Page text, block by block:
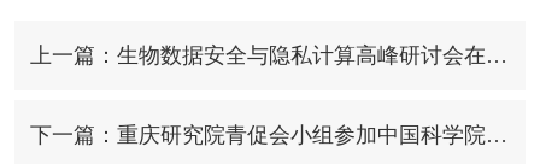
上一篇：生物数据安全与隐私计算高峰研讨会在渝举行
下一篇：重庆研究院青促会小组参加中国科学院青年创新促进会2022年学术年会